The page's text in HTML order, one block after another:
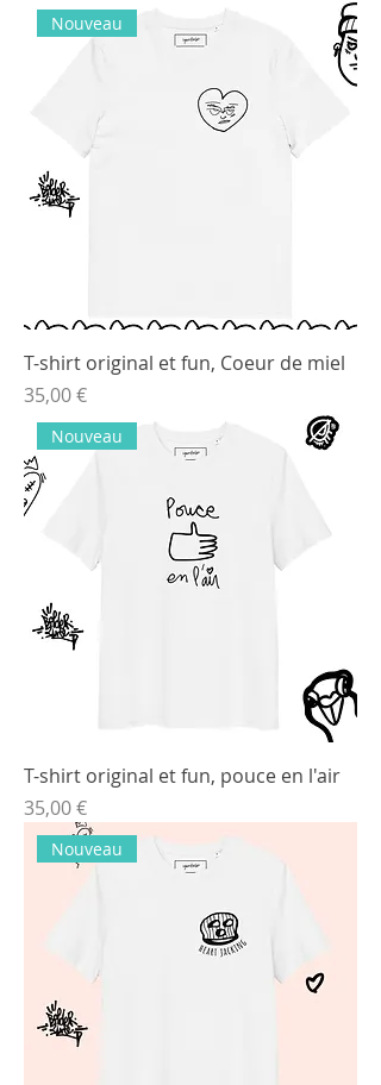
Nouveau
T-shirt original et fun, Coeur de miel
Prix
35,00 €
Nouveau
T-shirt original et fun, pouce en l'air
Prix
35,00 €
Nouveau